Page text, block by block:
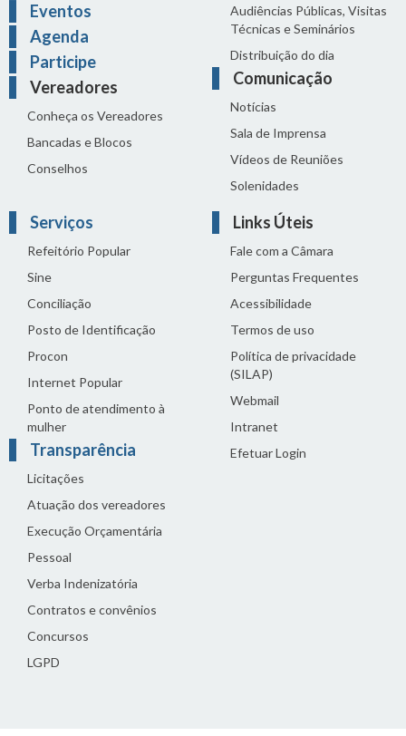
Eventos
Agenda
Participe
Vereadores
Conheça os Vereadores
Bancadas e Blocos
Conselhos
Audiências Públicas, Visitas
Técnicas e Seminários
Distribuição do dia
Comunicação
Notícias
Sala de Imprensa
Vídeos de Reuniões
Solenidades
Serviços
Refeitório Popular
Sine
Conciliação
Posto de Identificação
Procon
Internet Popular
Ponto de atendimento à
mulher
Transparência
Licitações
Atuação dos vereadores
Execução Orçamentária
Pessoal
Verba Indenizatória
Contratos e convênios
Concursos
LGPD
Links Úteis
Fale com a Câmara
Perguntas Frequentes
Acessibilidade
Termos de uso
Política de privacidade
(SILAP)
Webmail
Intranet
Efetuar Login